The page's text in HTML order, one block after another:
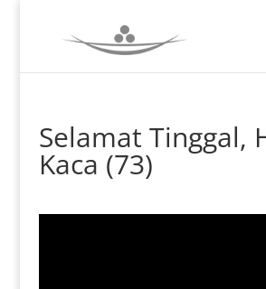
Selamat Tinggal,
Kaca (73)